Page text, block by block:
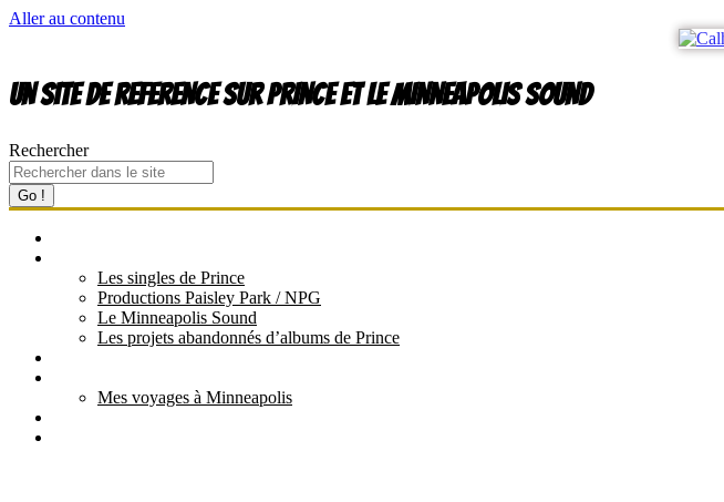
Aller au contenu
UN site de REFERENCE sur PRINCE et le MINNEAPOLIS SOUND
Rechercher
Go !
Les singles de Prince
Productions Paisley Park / NPG
Le Minneapolis Sound
Les projets abandonnés d’albums de Prince
Mes voyages à Minneapolis